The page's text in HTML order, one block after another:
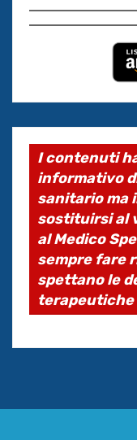
I contenuti
informativo
sanitario ma
sostituirsi al
al Medico
sempre fare
spettano le
terapeutiche